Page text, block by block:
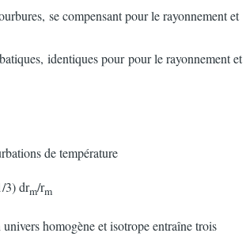
se compensant pour le rayonnement et
identiques pour pour le rayonnement et
de température
3) drm/rm
homogène et isotrope entraîne trois